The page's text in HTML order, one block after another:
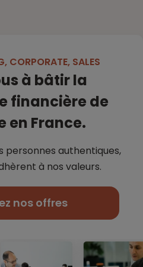
CORPORATE, SALES
à bâtir la
financière de
en France.
personnes authentiques,
à nos valeurs.
nos offres